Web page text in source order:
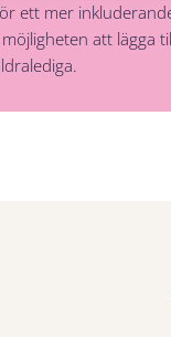
ett mer
att lägga